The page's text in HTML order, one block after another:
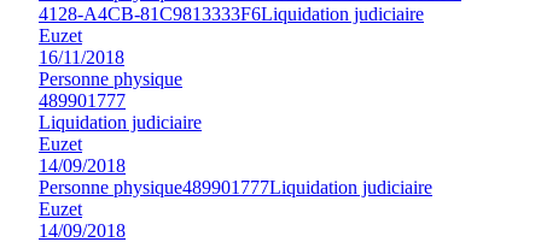
4128-A4CB-81C9813333F6Liquidation judiciaire
Euzet
16/11/2018
Personne physique
489901777
Liquidation judiciaire
Euzet
14/09/2018
Personne physique489901777Liquidation judiciaire
Euzet
14/09/2018